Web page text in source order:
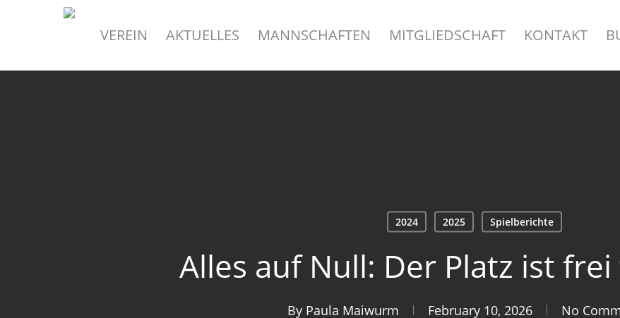
VEREIN AKTUELLES MANNSCHAFTEN MITGLIEDSCHAFT KONTAKT
2024 2025 Spielberichte
Alles auf Null: Der Platz ist
By Paula Maiwurm February 10, 2026 No